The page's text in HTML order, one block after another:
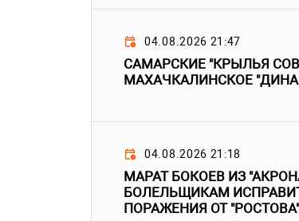
04.08.2026 21:47
САМАРСКИЕ "КРЫЛЬЯ
МАХАЧКАЛИНСКОЕ
04.08.2026 21:18
МАРАТ БОКОЕВ ИЗ
БОЛЕЛЬЩИКАМ
ПОРАЖЕНИЯ ОТ "РОСТОВА"